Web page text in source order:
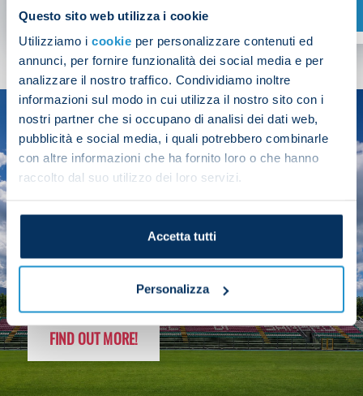
Questo sito web utilizza i cookie
Utilizziamo i cookie per personalizzare contenuti ed
annunci, per fornire funzionalità dei social media e per
analizzare il nostro traffico. Condividiamo inoltre
informazioni sul modo in cui utilizza il nostro sito con i
nostri partner che si occupano di analisi dei dati web,
pubblicità e social media, i quali potrebbero combinarle
con altre informazioni che ha fornito loro o che hanno
raccolto dal suo utilizzo dei loro servizi.
Accetta tutti
Personalizza
SHOP NOW
SEASON
2025/26
FOLLOW THE CHAMPS' JOURNEY
FIND OUT MORE!